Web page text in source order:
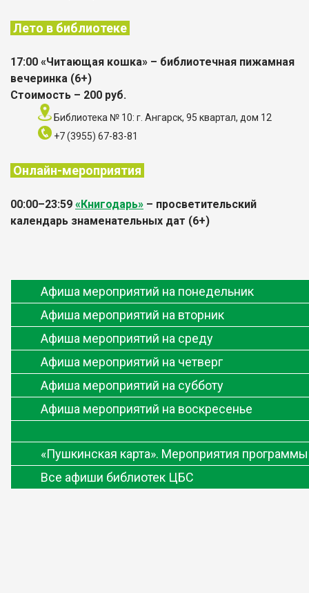
Лето в библиотеке
17:00 «Читающая кошка» – библиотечная пижамная
вечеринка (6+)
Стоимость – 200 руб.
Библиотека № 10: г. Ангарск, 95 квартал, дом 12
+7 (3955) 67-83-81
Онлайн-мероприятия
00:00–23:59 «Книгодарь» – просветительский
календарь знаменательных дат (6+)
Афиша мероприятий на понедельник
Афиша мероприятий на вторник
Афиша мероприятий на среду
Афиша мероприятий на четверг
Афиша мероприятий на субботу
Афиша мероприятий на воскресенье
«Пушкинская карта». Мероприятия
Все афиши библиотек ЦБС